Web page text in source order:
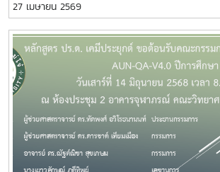
กรรมการและเลขานุการตามประกาศของมหาวิ
ต่อไปนี้ 1. รองศาสตราจารย์ ดร. อัญชนา ปรี
กรรมการ 2. ผู้ช่วยศาสตราจารย์ ดร. ดารชา
กรรมการ 3. คุณเยาวลักษณ์ ภูดีทิพย์ เลขานุ
27 เมษายน 2569